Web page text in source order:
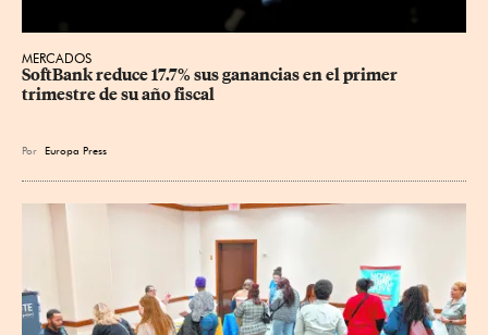
MERCADOS
SoftBank reduce 17.7% sus ganancias en el primer
trimestre de su año fiscal
Por Europa Press